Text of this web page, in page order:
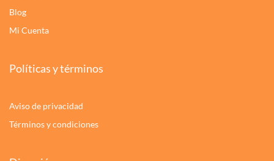
Blog
Mi Cuenta
Políticas y términos
Aviso de privacidad
Términos y condiciones